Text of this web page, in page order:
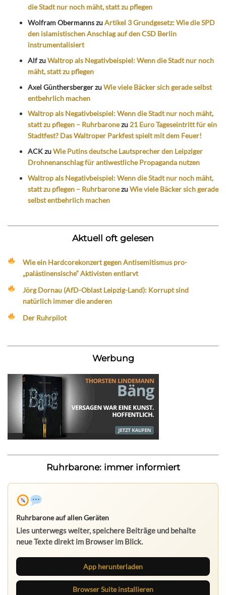
die Stadt nur noch mäht, statt zu pflegen
Wolfram ObermannszuArtikel 3 Grundgesetz: Wie die SPD
den islamistischen Anschlag auf den CSD Berlin
instrumentalisiert
AlfzuWaltrop als Negativbeispiel: Wenn die Stadt nur noch
mäht, statt zu pflegen
Axel GünthersbergerzuWie viele Bäcker sich gerade selbst
entbehrlich machen
Waltrop als Negativbeispiel: Wenn die Stadt nur noch mäht,
statt zu pflegen – Ruhrbaronezu 21 Euro Tageseintritt für ein
Stadtfest? Das Waltroper Parkfest spielt mit dem Feuer!
ACKzuWie Putins deutsche Lautsprecher den Leipziger
Drohnenanschlag für antiwestliche Propaganda nutzen
Waltrop als Negativbeispiel: Wenn die Stadt nur noch mäht,
statt zu pflegen – RuhrbaronezuWie viele Bäcker sich gerade
selbst entbehrlich machen
Aktuell oft gelesen
Wie ein Hardcorekonzert gegen Antisemitismus pro-
„palästinensische“ Aktivisten entlarvt
Jörg Dornau (AfD-Oblast Leipzig-Land): Korrupt sind
natürlich immer die anderen
Der Ruhrpilot
Werbung
Ruhrbarone: immer informiert
Ruhrbarone auf allen Geräten
Lies unterwegs weiter, speichere Beiträge und behalte
neue Texte direkt im Browser im Blick.
App herunterladen
Browser Suite installieren